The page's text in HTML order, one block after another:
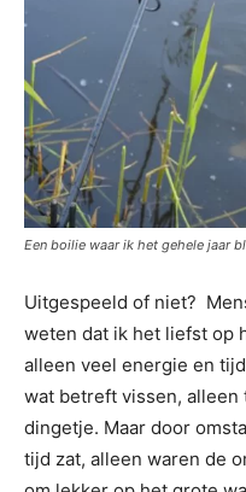
Een boilie waar ik het gehele jaar
Uitgespeeld of niet?
weten dat ik het liefst op
alleen veel energie en
wat betreft vissen, alleen
dingetje. Maar door
tijd zat, alleen waren de